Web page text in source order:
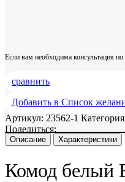
Если вам необходима консультация
сравнить
Добавить в Список
Артикул: 23562-1
Поделиться:
Описание Характеристики
Комод белый